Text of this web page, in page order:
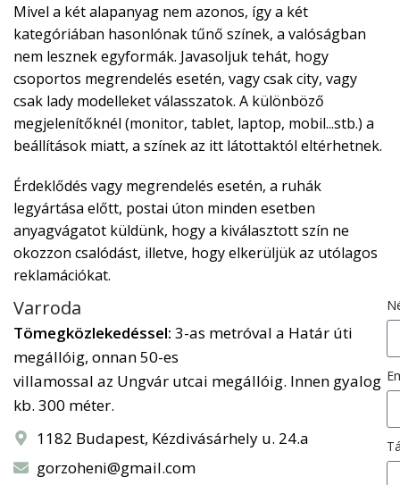
Mivel a két alapanyag nem azonos, így a két
kategóriában hasonlónak tűnő színek, a valóságban
nem lesznek egyformák. Javasoljuk tehát, hogy
csoportos megrendelés esetén, vagy csak city, vagy
csak lady modelleket válasszatok. A különböző
megjelenítőknél (monitor, tablet, laptop, mobil...stb.) a
beállítások miatt, a színek az itt látottaktól eltérhetnek.
Érdeklődés vagy megrendelés esetén, a ruhák
legyártása előtt, postai úton minden esetben
anyagvágatot küldünk, hogy a kiválasztott szín ne
okozzon csalódást, illetve, hogy elkerüljük az utólagos
reklamációkat.
Varroda
Tömegközlekedéssel: 3-as metróval a Határ úti
megállóig, onnan 50-es
villamossal az Ungvár utcai megállóig. Innen gyalog
kb. 300 méter.
1182 Budapest, Kézdivásárhely u. 24.a
gorzoheni@gmail.com